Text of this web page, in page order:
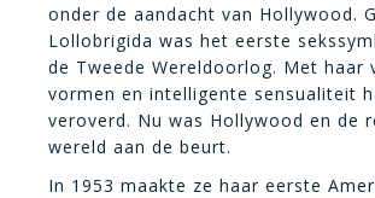
onder de aandacht van Hollywood.
Lollobrigida was het eerste
de Tweede Wereldoorlog. Met haar
vormen en intelligente sensualiteit
veroverd. Nu was Hollywood en de
wereld aan de beurt.
In 1953 maakte ze haar eerste